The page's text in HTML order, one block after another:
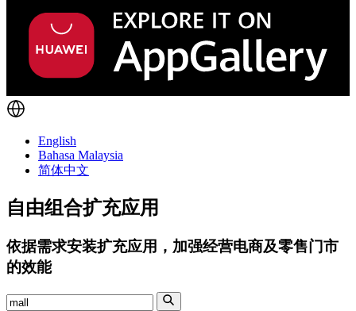
English
Bahasa Malaysia
简体中文
自由组合扩充应用
依据需求安装扩充应用，加强经营电商及零售门市
的效能